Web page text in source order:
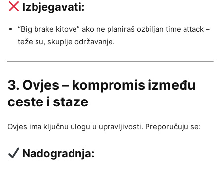
Izbjegavati:
“Big brake kitove” ako ne planiraš ozbiljan time attack –
teže su, skuplje održavanje.
3. Ovjes – kompromis između
ceste i staze
Ovjes ima ključnu ulogu u upravljivosti. Preporučuju se:
Nadogradnja: